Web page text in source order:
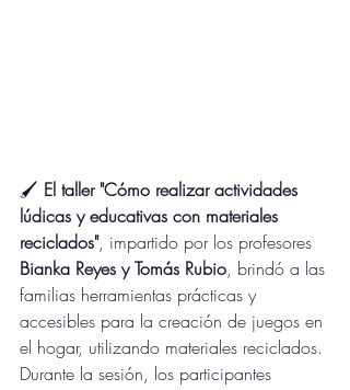
🖌️ El taller "Cómo realizar actividades
lúdicas y educativas con materiales
reciclados", impartido por los profesores
Bianka Reyes y Tomás Rubio, brindó a las
familias herramientas prácticas y
accesibles para la creación de juegos en
el hogar, utilizando materiales reciclados.
Durante la sesión, los participantes